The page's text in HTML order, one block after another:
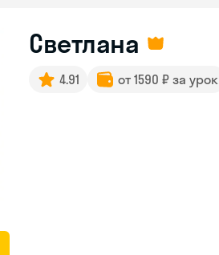
Светлана
4.91 от 1590 ₽ за урок